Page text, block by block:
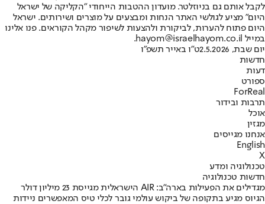
לקבל אותם גם בניוזלטר. מועדון ההטבות הייחודי "הקליקה של ישראל
היום" מציע לגולשי האתר הנחות ומבצעים על מוצרים ושירותים. ישראל
היום פתוח להערות, לביקורת ולהצעות לשיפור מקהל הקוראים. פנו אלינו
במייל hayom@israelhayom.co.il.
יום שבת, 2.5.2026
ט"ו באייר תשפ"ו
חדשות
דעות
ספורט
ForReal
תרבות ובידור
אוכל
מגזין
אנחנו מגייסים
English
X
טכנולוגיה ומדע
חדשות טכנולוגיה
מגדילים את הפעילות בארה"ב: AIR הישראלית מגייסת 23 מיליון דולר
הגיוס מגיע בתקופה של ביקוש עולמי גובר לכלי טיס המאפשרים ניידות